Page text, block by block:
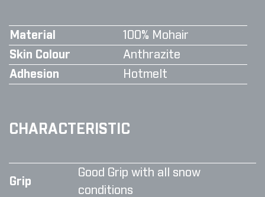
Material
100% Mohair
Skin Colour
Anthrazite
Adhesion
Hotmelt
CHARACTERISTIC
Grip
Good Grip with all snow
conditions